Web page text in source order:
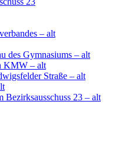
– alt
des Gymnasiums – alt
KMW – alt
Straße – alt
Bezirksausschuss 23 – alt